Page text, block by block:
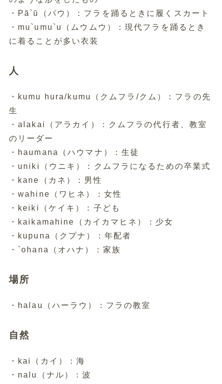
・Pā`ū（パウ）：フラを踊るときに履くスカート
・mu`umu`u（ムウムウ）：現代フラを踊るとき
に着ることが多い衣装
人
・kumu hura/kumu（クムフラ/クム）：フラの先
生
・alakai（アラカイ）：クムフラの代行者、教室
のリーダー
・haumana（ハウマナ）：生徒
・uniki（ウニキ）：クムフラになるための卒業式
・kane（カネ）：男性
・wahine（ワヒネ）：女性
・keiki（ケイキ）：子ども
・kaikamahine（カイカマヒネ）：少女
・kupuna（クプナ）：年配者
・`ohana（オハナ）：家族
場所
・halau（ハーラウ）：フラの教室
自然
・kai（カイ）：海
・nalu（ナル）：波